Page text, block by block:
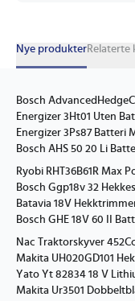
Nye produkterRelaterte
Bosch
Energizer 3Ht01 Uten
Energizer 3Ps87 Batteri
Bosch AHS 50 20 Li
Ryobi RHT36B61R Max
Bosch Ggp18v 32
Batavia 18V
Nac Traktorskyver
Makita UH020GD101
Yato Yt 82834 18 V
Makita Ur3501